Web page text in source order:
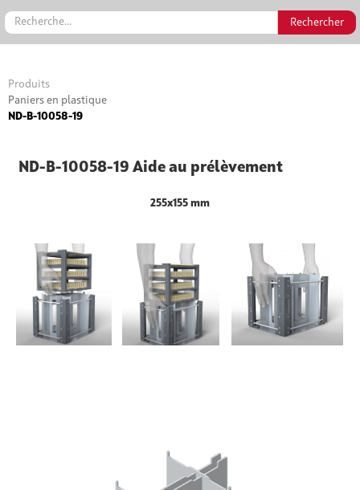
Produits
Paniers en plastique
ND-B-10058-19
ND-B-10058-19 Aide au prélèvement
255x155 mm